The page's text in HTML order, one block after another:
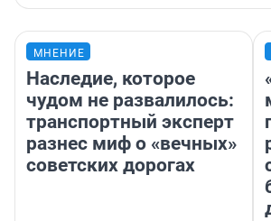
МНЕНИЕ
Наследие, которое
чудом не развалилось:
транспортный эксперт
разнес миф о «вечных»
советских дорогах